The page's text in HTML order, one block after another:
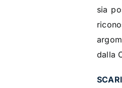
sia
dalla